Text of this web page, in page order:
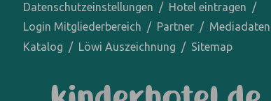
Datenschutzeinstellungen
Hotel eintragen
Login Mitgliederbereich
Partner
Mediadaten
Katalog
Löwi Auszeichnung Sitemap